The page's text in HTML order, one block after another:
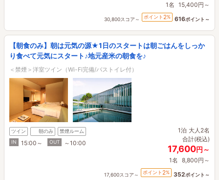
1名 15,400円～
30,800スコア～ ポイント 2% 616ポイント～
【朝食のみ】朝は元気の源★1日のスタートは朝ごはんをしっか
り食べて元気にスタート♪地元産米の朝食を♪
＜禁煙＞洋室ツイン（Wi-Fi完備/バストイレ付）
ツイン 朝のみ
禁煙ルーム
IN
15:00～ OUT ～10:00
1泊 大人2名
合計(税込)
17,600円～
1名 8,800円～
17,600スコア～ ポイント 2% 352ポイント～